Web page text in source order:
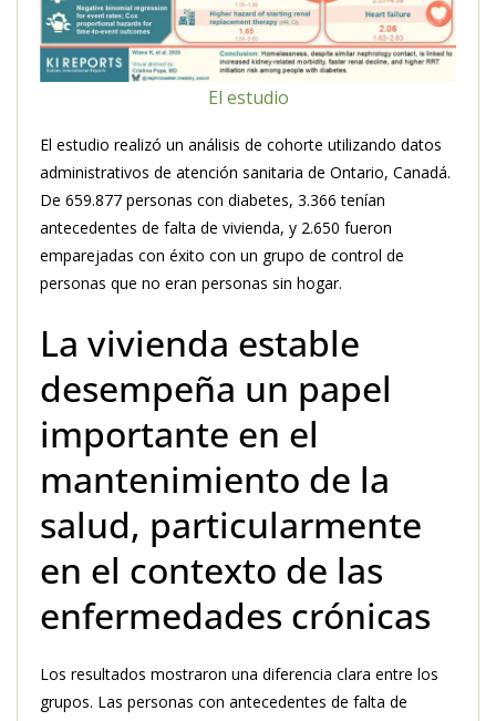
El estudio
El estudio realizó un análisis de cohorte utilizando datos
administrativos de atención sanitaria de Ontario, Canadá.
De 659.877 personas con diabetes, 3.366 tenían
antecedentes de falta de vivienda, y 2.650 fueron
emparejadas con éxito con un grupo de control de
personas que no eran personas sin hogar.
La vivienda estable
desempeña un papel
importante en el
mantenimiento de la
salud, particularmente
en el contexto de las
enfermedades crónicas
Los resultados mostraron una diferencia clara entre los
grupos. Las personas con antecedentes de falta de